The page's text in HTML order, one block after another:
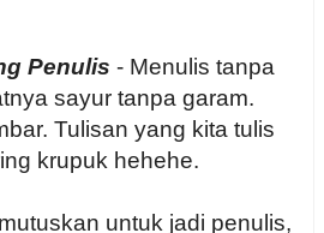
Penulis - Menulis tanpa
sayur tanpa garam.
Tulisan yang kita tulis
krupuk hehehe.
untuk jadi penulis,